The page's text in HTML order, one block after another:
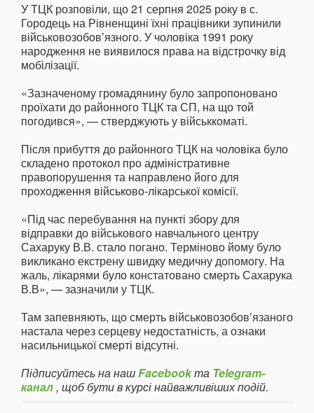
У ТЦК розповіли, що 21 серпня 2025 року в с.
Городець на Рівненщині їхні працівники зупинили
військовозобов’язного. У чоловіка 1991 року
народження не виявилося права на відстрочку від
мобілізації.
«Зазначеному громадянину було запропоновано
проїхати до районного ТЦК та СП, на що той
погодився», — стверджують у військкоматі.
Після прибуття до районного ТЦК на чоловіка було
складено протокол про адміністративне
правопорушення та направлено його для
проходження військово-лікарської комісії.
«Під час перебування на пункті збору для
відправки до військового навчального центру
Сахаруку В.В. стало погано. Терміново йому було
викликано екстрену швидку медичну допомогу. На
жаль, лікарями було констатовано смерть Сахарука
В.В», — зазначили у ТЦК.
Там запевняють, що смерть військовозобов’язаного
настала через серцеву недостатність, а ознаки
насильницької смерті відсутні.
Підписуйтесь на нашFacebookта Telegram-
канал, щоб бути в курсі найважливіших подій.